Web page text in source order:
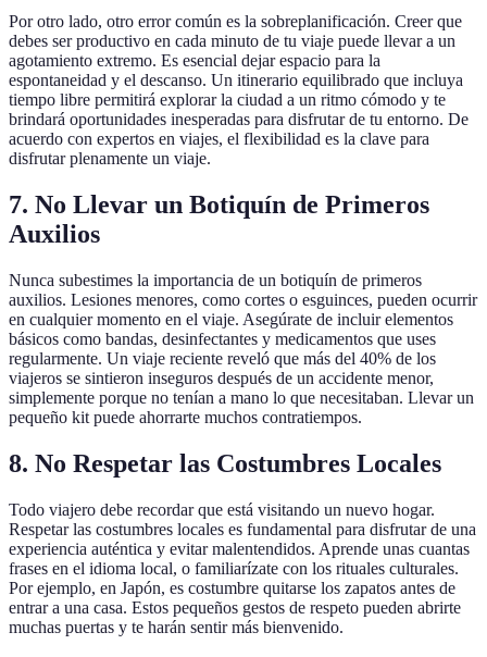
Por otro lado, otro error común es la sobreplanificación. Creer que
debes ser productivo en cada minuto de tu viaje puede llevar a un
agotamiento extremo. Es esencial dejar espacio para la
espontaneidad y el descanso. Un itinerario equilibrado que incluya
tiempo libre permitirá explorar la ciudad a un ritmo cómodo y te
brindará oportunidades inesperadas para disfrutar de tu entorno. De
acuerdo con expertos en viajes, el flexibilidad es la clave para
disfrutar plenamente un viaje.
7. No Llevar un Botiquín de Primeros
Auxilios
Nunca subestimes la importancia de un botiquín de primeros
auxilios. Lesiones menores, como cortes o esguinces, pueden ocurrir
en cualquier momento en el viaje. Asegúrate de incluir elementos
básicos como bandas, desinfectantes y medicamentos que uses
regularmente. Un viaje reciente reveló que más del 40% de los
viajeros se sintieron inseguros después de un accidente menor,
simplemente porque no tenían a mano lo que necesitaban. Llevar un
pequeño kit puede ahorrarte muchos contratiempos.
8. No Respetar las Costumbres Locales
Todo viajero debe recordar que está visitando un nuevo hogar.
Respetar las costumbres locales es fundamental para disfrutar de una
experiencia auténtica y evitar malentendidos. Aprende unas cuantas
frases en el idioma local, o familiarízate con los rituales culturales.
Por ejemplo, en Japón, es costumbre quitarse los zapatos antes de
entrar a una casa. Estos pequeños gestos de respeto pueden abrirte
muchas puertas y te harán sentir más bienvenido.